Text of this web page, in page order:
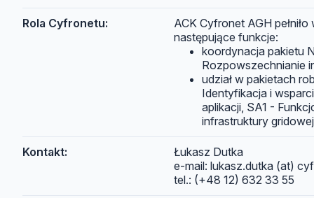
Rola Cyfronetu:
ACK Cyfronet AGH
następujące funkcje:
koordynacja pakietu
Rozpowszechnianie
udział w pakietach
Identyfikacja i
aplikacji, SA1 -
infrastruktury
Kontakt:
Łukasz Dutka
e-mail: lukasz.dutka (at)
tel.: (+48 12) 632 33 55